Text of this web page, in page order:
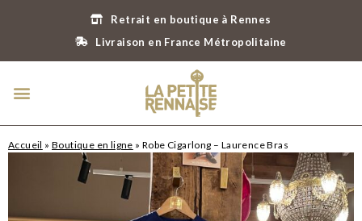
Retrait en boutique à Rennes
Livraison en France Métropolitaine
Accueil »Boutique en ligne »Robe Cigarlong – Laurence Bras